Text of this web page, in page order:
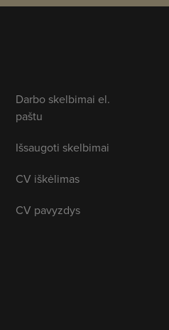
Darbo skelbimai el.
paštu
Išsaugoti skelbimai
CV iškėlimas
CV pavyzdys